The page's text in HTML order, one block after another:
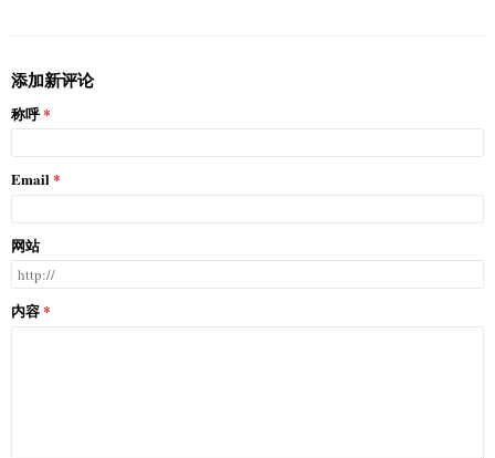
添加新评论
称呼
Email
网站
内容